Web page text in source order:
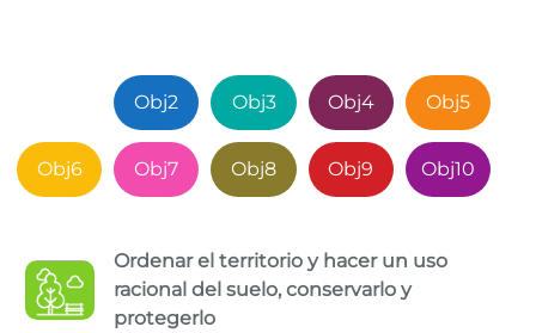
Obj2 Obj3 Obj4 Obj5
Obj6 Obj7 Obj8 Obj9 Obj10
Ordenar el territorio y hacer un uso
racional del suelo, conservarlo y
protegerlo